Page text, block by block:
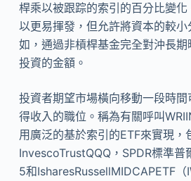
桿乘以被跟踪的索引的百分比變
以更易揮發，但允許將資本的較小
如，通過非槓桿基金完全對沖長
投資的金額。
投資者期望市場橫向移動一段時
得收入的職位。稱為有關呼叫
用廣泛的基於索引的ETF來實現，
InvescoTrustQQQ，SPDR標準普
5和IsharesRussellMIDCAPETF（